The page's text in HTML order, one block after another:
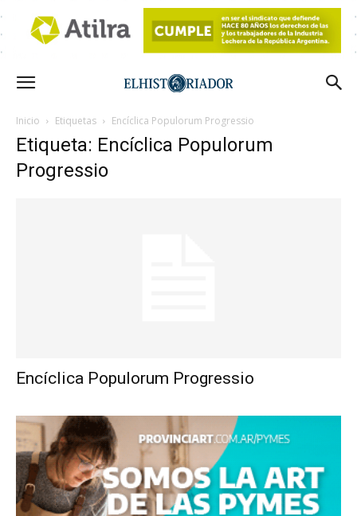
Inicio Etiquetas Encíclica Populorum Progressio
Etiqueta: Encíclica Populorum
Progressio
Encíclica Populorum Progressio